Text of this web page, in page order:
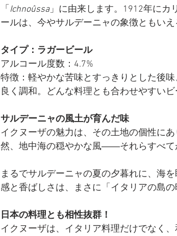
「 Ichnoûssa」に由来します。1912年にカ
ールは、今やサルデーニャの象徴ともいえ
タイプ：ラガービール
アルコール度数：4.7%
特徴：軽やかな苦味とすっきりとした後
良く調和。どんな料理とも合わせやすいビ
サルデーニャの風土が育んだ味
イクヌーザの魅力は、その土地の個性に
然、地中海の穏やかな風――それらすべて
まるでサルデーニャの夏の夕暮れに、海
感と香ばしさは、まさに「イタリアの島の
日本の料理とも相性抜群！
イクヌーザは、イタリア料理だけでなく、